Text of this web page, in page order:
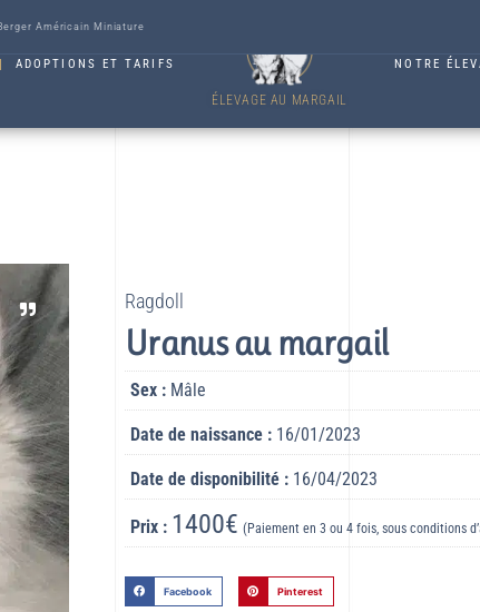
Américain Miniature
ADOPTIONS ET TARIFS
ÉLEVAGE AU MARGAIL
NOTRE
Ragdoll
Uranus au margail
Sex : Mâle
Date de naissance : 16/01/2023
Date de disponibilité : 16/04/2023
Prix : 1400€ (Paiement en 3 ou 4 fois, sous conditions
Facebook Pinterest